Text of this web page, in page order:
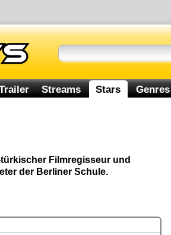
Streams Stars Genres
Filmregisseur und
der Berliner Schule.